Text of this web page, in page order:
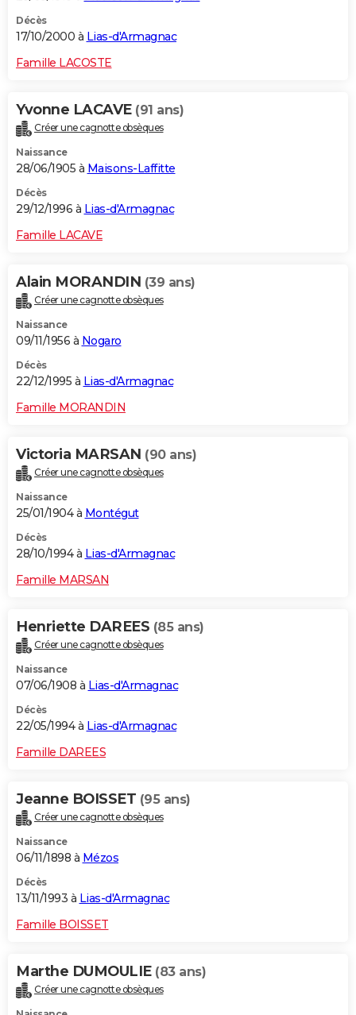
Décès
17/10/2000 à Lias-d'Armagnac
Famille LACOSTE
Yvonne LACAVE (91 ans)
Créer une cagnotte obsèques
Naissance
28/06/1905 à Maisons-Laffitte
Décès
29/12/1996 à Lias-d'Armagnac
Famille LACAVE
Alain MORANDIN (39 ans)
Créer une cagnotte obsèques
Naissance
09/11/1956 à Nogaro
Décès
22/12/1995 à Lias-d'Armagnac
Famille MORANDIN
Victoria MARSAN (90 ans)
Créer une cagnotte obsèques
Naissance
25/01/1904 à Montégut
Décès
28/10/1994 à Lias-d'Armagnac
Famille MARSAN
Henriette DAREES (85 ans)
Créer une cagnotte obsèques
Naissance
07/06/1908 à Lias-d'Armagnac
Décès
22/05/1994 à Lias-d'Armagnac
Famille DAREES
Jeanne BOISSET (95 ans)
Créer une cagnotte obsèques
Naissance
06/11/1898 à Mézos
Décès
13/11/1993 à Lias-d'Armagnac
Famille BOISSET
Marthe DUMOULIE (83 ans)
Créer une cagnotte obsèques